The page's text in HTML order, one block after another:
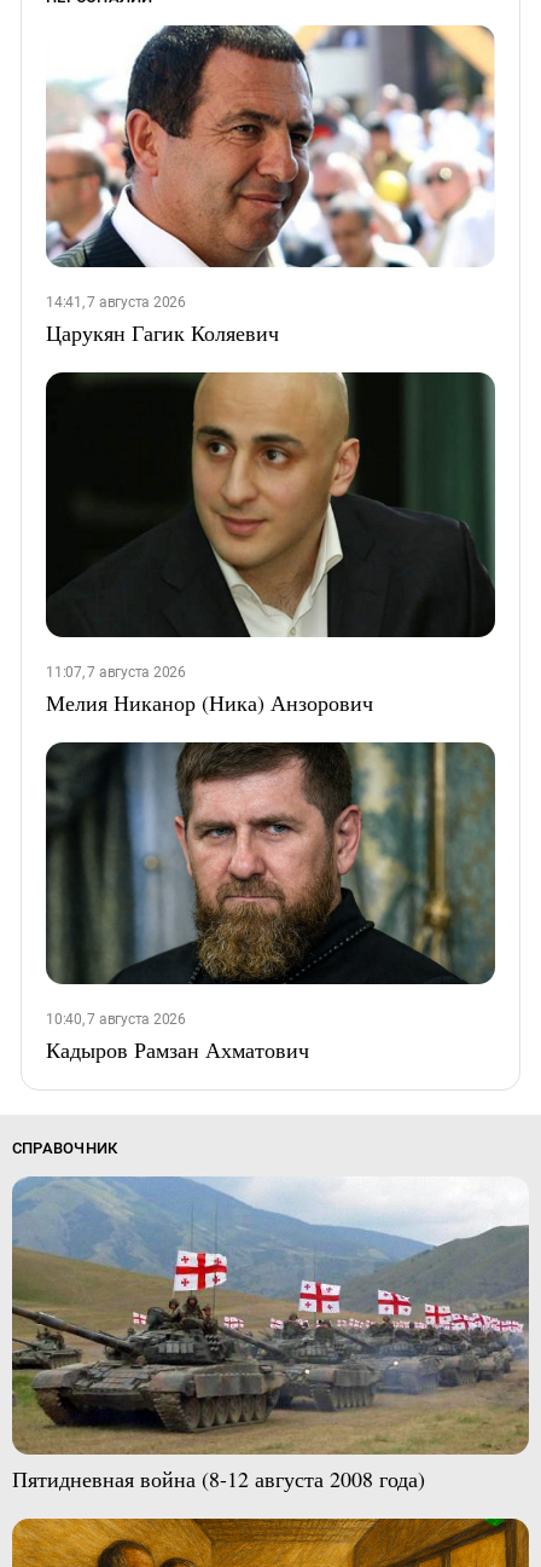
14:41, 7 августа 2026
Царукян Гагик Коляевич
11:07, 7 августа 2026
Мелия Никанор (Ника) Анзорович
10:40, 7 августа 2026
Кадыров Рамзан Ахматович
СПРАВОЧНИК
Пятидневная война (8-12 августа 2008 года)